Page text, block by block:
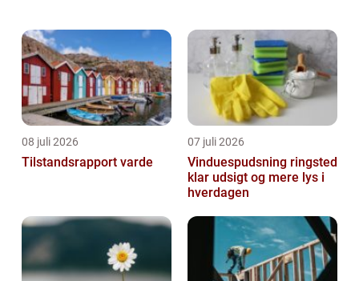
08 juli 2026
Tilstandsrapport varde
07 juli 2026
Vinduespudsning ringsted
klar udsigt og mere lys i
hverdagen